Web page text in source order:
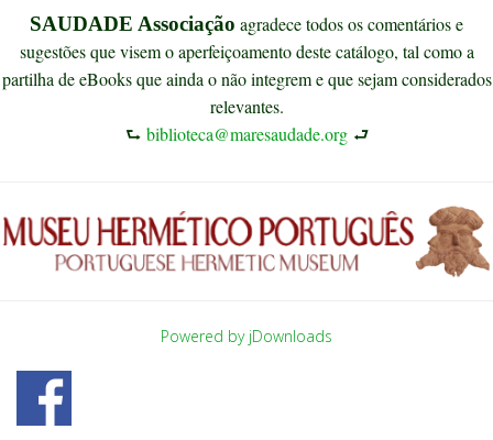
SAUDADE Associação agradece todos os comentários e
sugestões que visem o aperfeiçoamento deste catálogo, tal como a
partilha de eBooks que ainda o não integrem e que sejam considerados
relevantes.
⮑ biblioteca@maresaudade.org⮐
Powered by jDownloads